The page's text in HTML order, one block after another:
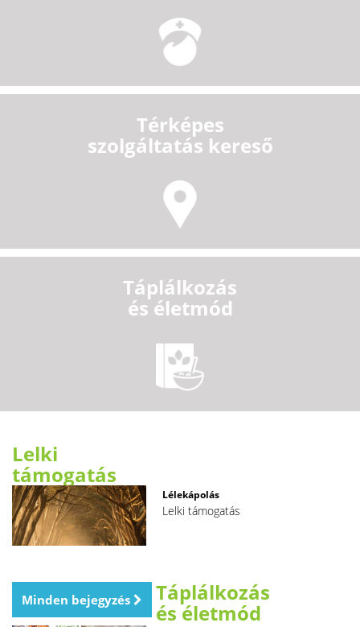
Térképes
szolgáltatás kereső
Táplálkozás
és életmód
Lelki
támogatás
Lélekápolás
Lelki támogatás
Minden bejegyzés Táplálkozás
és életmód